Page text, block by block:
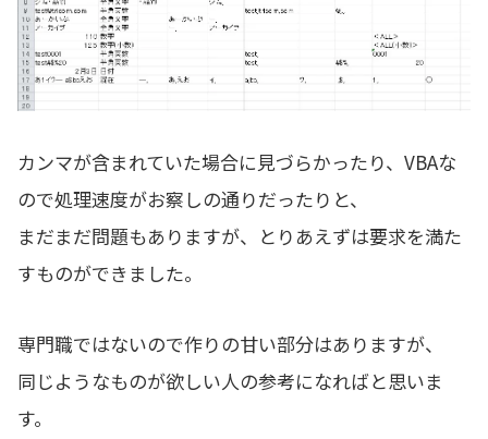
カンマが含まれていた場合に見づらかったり、VBAな
ので処理速度がお察しの通りだったりと、
まだまだ問題もありますが、とりあえずは要求を満た
すものができました。
専門職ではないので作りの甘い部分はありますが、
同じようなものが欲しい人の参考になればと思いま
す。